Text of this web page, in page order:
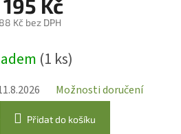
195 Kč
Kč bez DPH
cena:(1 ks)
Možnosti doručení
Přidat do košíku